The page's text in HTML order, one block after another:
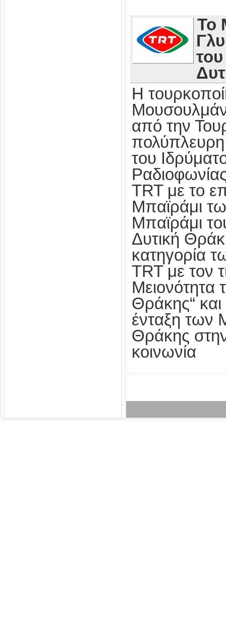
Το
Η
από την
του
TRT με το
Μπαϊράμι
Μπαϊράμι
Δυτική
κατηγορία
TRT με τον
Μειονότητα
Θράκης“
ένταξη των
Θράκης
κοινωνία